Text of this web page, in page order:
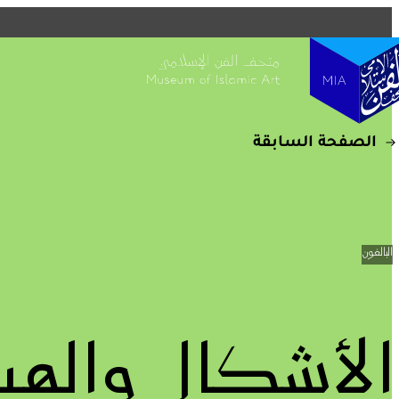
الصفحة السابقة
البالغون
الأشكال
متاحف قطر على الخريطة
استكشف متاحفنا، ومعارضنا، ومساحاتنا الإبداعية، المنتشرة
وتعرف على كل جديد. خطط لزيارتك الآن أو ابحث عن أحد
الخريطة.
المتاحف وصالات العرض والمراكز الإبداعية